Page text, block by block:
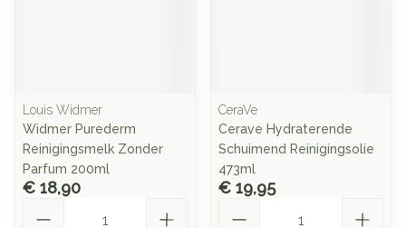
Louis Widmer
Widmer Purederm
Reinigingsmelk Zonder
Parfum 200ml
€ 18,90
CeraVe
Cerave Hydraterende
Schuimend Reinigingsolie
473ml
€ 19,95